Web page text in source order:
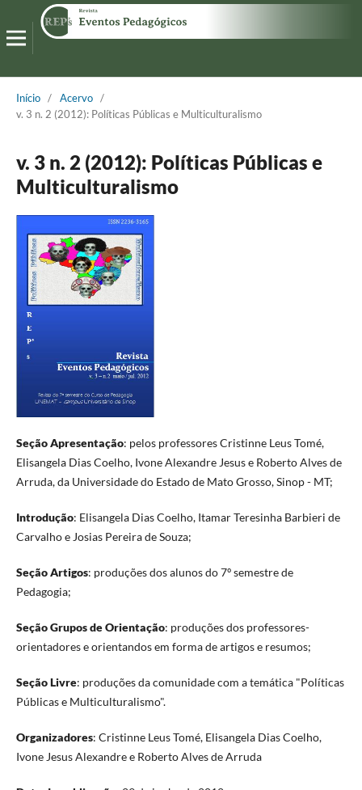
Início / Acervo /
v. 3 n. 2 (2012): Políticas Públicas e Multiculturalismo
v. 3 n. 2 (2012): Políticas Públicas e
Multiculturalismo
Seção Apresentação: pelos professores Cristinne Leus Tomé,
Elisangela Dias Coelho, Ivone Alexandre Jesus e Roberto Alves de
Arruda, da Universidade do Estado de Mato Grosso, Sinop - MT;
Introdução: Elisangela Dias Coelho, Itamar Teresinha Barbieri de
Carvalho e Josias Pereira de Souza;
Seção Artigos: produções dos alunos do 7º semestre de
Pedagogia;
Seção Grupos de Orientação: produções dos professores-
orientadores e orientandos em forma de artigos e resumos;
Seção Livre: produções da comunidade com a temática "Políticas
Públicas e Multiculturalismo".
Organizadores: Cristinne Leus Tomé, Elisangela Dias Coelho,
Ivone Jesus Alexandre e Roberto Alves de Arruda